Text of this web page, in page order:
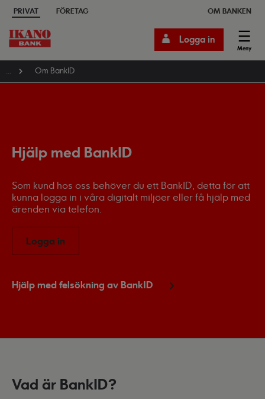
PRIVAT FÖRETAG OM BANKEN
Meny
Logga in
Om BankID
Hjälp med BankID
Som kund hos oss behöver du ett BankID, detta för att
kunna logga in i våra digitalt miljöer eller få hjälp med
ärenden via telefon.
Logga in
Hjälp med felsökning av BankID
Vad är BankID?